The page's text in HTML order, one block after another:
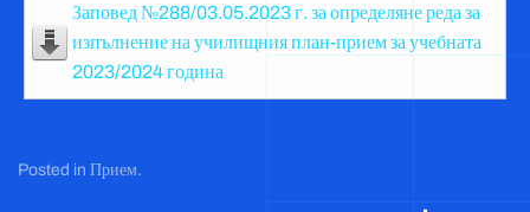
Заповед №288/03.05.2023 г. за определяне реда за
изпълнение на училищния план-прием за учебната
2023/2024 година
Posted in Прием.